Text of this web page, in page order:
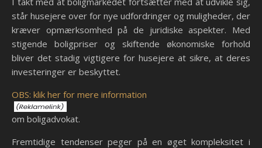
står husejere over for nye udfordringer og muligheder, der
kræver opmærksomhed på de juridiske aspekter. Med
stigende boligpriser og skiftende økonomiske forhold
bliver det stadig vigtigere for husejere at sikre, at deres
investeringer er beskyttet.
OBS: klik her for mere information
om boligadvokat.
Fremtidige tendenser peger på en øget kompleksitet i